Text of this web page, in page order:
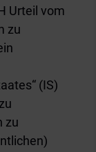
Urteil vom
zu
(IS)
zu